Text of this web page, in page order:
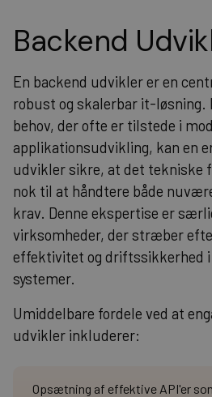
Backend
En backend udvikler er en
robust og skalerbar it-løsning.
behov, der ofte er tilstede i
applikationsudvikling, kan en
udvikler sikre, at det tekniske
nok til at håndtere både
krav. Denne ekspertise er
virksomheder, der stræber
effektivitet og driftssikkerhed i
systemer.
Umiddelbare fordele ved at
udvikler inkluderer:
Opsætning af effektive API'er